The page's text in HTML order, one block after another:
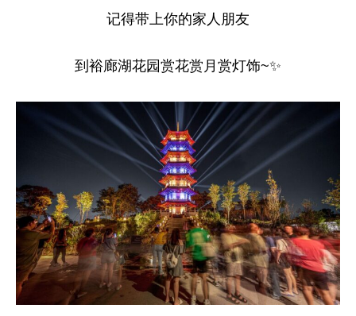
记得带上你的家人朋友
到裕廊湖花园赏花赏月赏灯饰~✨